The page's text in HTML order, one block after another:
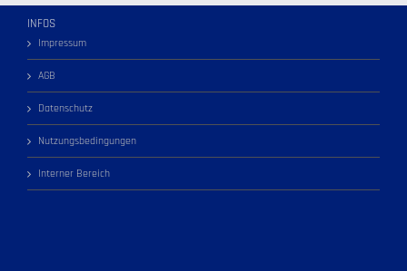
INFOS
Impressum
AGB
Datenschutz
Nutzungsbedingungen
Interner Bereich